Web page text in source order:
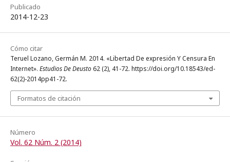
Publicado
2014-12-23
Cómo citar
Teruel Lozano, Germán M. 2014. «Libertad De expresión Y Censura En
Internet». Estudios De Deusto 62 (2), 41-72. https://doi.org/10.18543/ed-
62(2)-2014pp41-72.
Formatos de citación
Número
Vol. 62 Núm. 2 (2014)